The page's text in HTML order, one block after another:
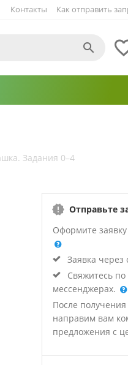
Как отправить
Контакты

Задания 0–4
Отправьте
Оформите
Заявка через
Свяжитесь
мессенджерах.
После
направим вам
предложения с